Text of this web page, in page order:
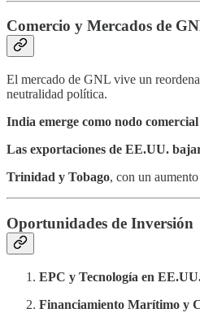
Comercio y Mercados de
El mercado de GNL vive un
neutralidad política.
India emerge como nodo
Las exportaciones de EE.UU.
Trinidad y Tobago, con un
Oportunidades de Inversión
EPC y Tecnología en
Financiamiento Marítimo y